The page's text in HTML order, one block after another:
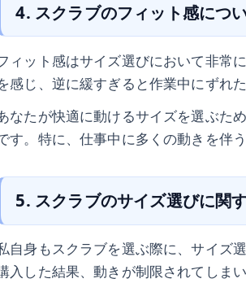
4. スクラブのフィット感につ
ィット感はサイズ選びにおいて非常
感じ、逆に緩すぎると作業中にずれ
なたが快適に動けるサイズを選ぶた
す。特に、仕事中に多くの動きを伴
5. スクラブのサイズ選びに関
自身もスクラブを選ぶ際に、サイズ
入した結果、動きが制限されてしま